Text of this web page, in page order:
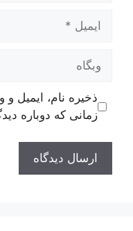
ایمیل
وبگاه
ذخیره نام، ایمیل
زمانی که دوباره